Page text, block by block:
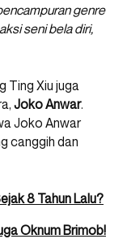
genre
seni bela diri,
Ting Xiu juga
Joko Anwar.
Joko Anwar
canggih dan
8 Tahun Lalu?
Oknum Brimob!